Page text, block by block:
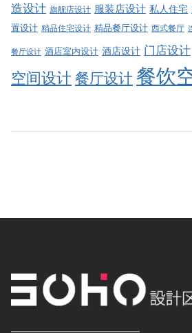
造设计 旗舰店设计 服装店设计 私人住宅
置设计 精品住宅设计 精品餐厅设计 西式餐厅
餐厅设计 酒店室内设计 酒店设计 门店设计
空间设计餐厅设计 餐饮